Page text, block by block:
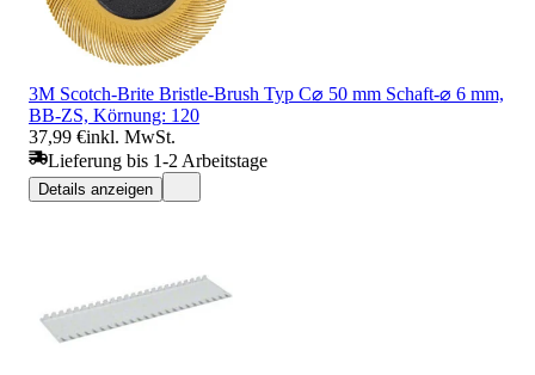
3M Scotch-Brite Bristle-Brush Typ C⌀ 50 mm Schaft-⌀ 6 mm,
BB-ZS, Körnung: 120
37,99 €inkl. MwSt.
Lieferung bis 1-2 Arbeitstage
Details anzeigen